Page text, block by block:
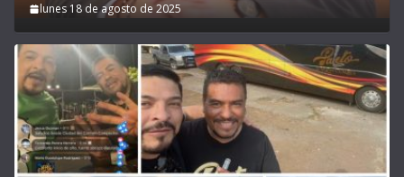
lunes 18 de agosto de 2025